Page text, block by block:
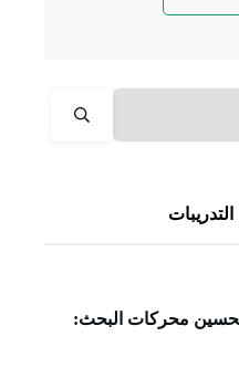
التدريبات
محركات البحث: